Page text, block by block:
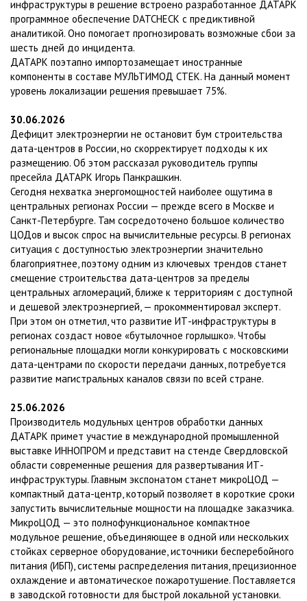
инфраструктуры в решение встроено разработанное ДАТАРК
программное обеспечение DATCHECK с предиктивной
аналитикой. Оно помогает прогнозировать возможные сбои за
шесть дней до инцидента.
ДАТАРК поэтапно импортозамещает иностранные
компоненты в составе МУЛЬТИМОД СТЕК. На данный момент
уровень локализации решения превышает 75%.
30.06.2026
Дефицит электроэнергии не остановит бум строительства
дата-центров в России, но скорректирует подходы к их
размещению. Об этом рассказал руководитель группы
пресейла ДАТАРК Игорь Панкрашкин.
Сегодня нехватка энергомощностей наиболее ощутима в
центральных регионах России — прежде всего в Москве и
Санкт-Петербурге. Там сосредоточено большое количество
ЦОДов и высок спрос на вычислительные ресурсы. В регионах
ситуация с доступностью электроэнергии значительно
благоприятнее, поэтому одним из ключевых трендов станет
смещение строительства дата-центров за пределы
центральных агломераций, ближе к территориям с доступной
и дешевой электроэнергией, — прокомментировал эксперт.
При этом он отметил, что развитие ИТ-инфраструктуры в
регионах создаст новое «бутылочное горлышко». Чтобы
региональные площадки могли конкурировать с московскими
дата-центрами по скорости передачи данных, потребуется
развитие магистральных каналов связи по всей стране.
25.06.2026
Производитель модульных центров обработки данных
ДАТАРК примет участие в международной промышленной
выставке ИННОПРОМ и представит на стенде Свердловской
области современные решения для развертывания ИТ-
инфраструктуры. Главным экспонатом станет микроЦОД —
компактный дата-центр, который позволяет в короткие сроки
запустить вычислительные мощности на площадке заказчика.
МикроЦОД — это полнофункциональное компактное
модульное решение, объединяющее в одной или нескольких
стойках серверное оборудование, источники бесперебойного
питания (ИБП), системы распределения питания, прецизионное
охлаждение и автоматическое пожаротушение. Поставляется
в заводской готовности для быстрой локальной установки.